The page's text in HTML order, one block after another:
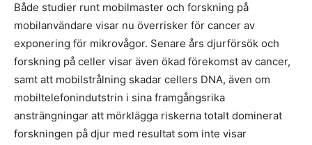
Både studier runt mobilmaster och forskning på
mobilanvändare visar nu överrisker för cancer av
exponering för mikrovågor. Senare års djurförsök och
forskning på celler visar även ökad förekomst av cancer,
samt att mobilstrålning skadar cellers DNA, även om
mobiltelefonindutstrin i sina framgångsrika
ansträngningar att mörklägga riskerna totalt dominerat
forskningen på djur med resultat som inte visar